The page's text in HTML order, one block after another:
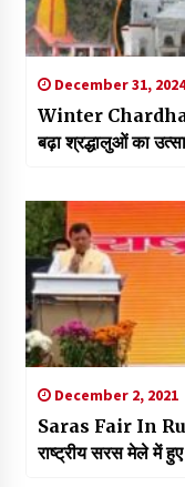
December 31, 2024
Winter
बढ़ा श्रद्धालुओं का
December 2, 2021
Saras Fair In
राष्ट्रीय सरस मेले में